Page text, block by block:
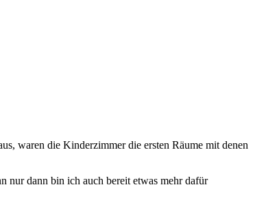
waren die Kinderzimmer die ersten Räume mit denen
nur dann bin ich auch bereit etwas mehr dafür